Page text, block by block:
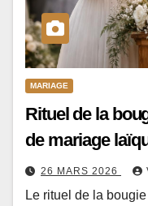
MARIAGE
Rituel de la
de mariage
26 MARS 2026
Le rituel de la